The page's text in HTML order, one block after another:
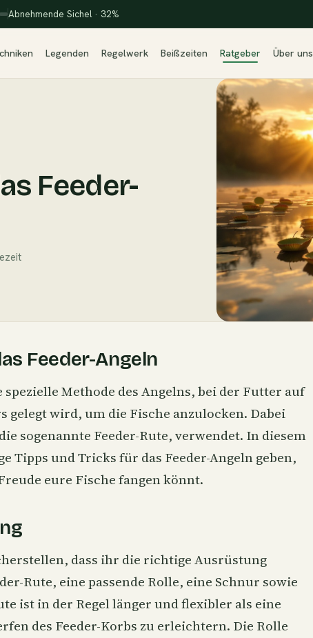
Abnehmende Sichel · 32%
Legenden Regelwerk Beißzeiten Ratgeber Über uns
Feeder-
Feeder-Angeln
spezielle Methode des Angelns, bei der Futter auf
gelegt wird, um die Fische anzulocken. Dabei
sogenannte Feeder-Rute, verwendet. In diesem
Tipps und Tricks für das Feeder-Angeln geben,
eure Fische fangen könnt.
dass ihr die richtige Ausrüstung
Rute, eine passende Rolle, eine Schnur sowie
ist in der Regel länger und flexibler als eine
des Feeder-Korbs zu erleichtern. Die Rolle